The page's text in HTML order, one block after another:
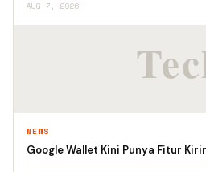
AUG 7, 2026
NEWS
Google Wallet Kini Punya Fitur